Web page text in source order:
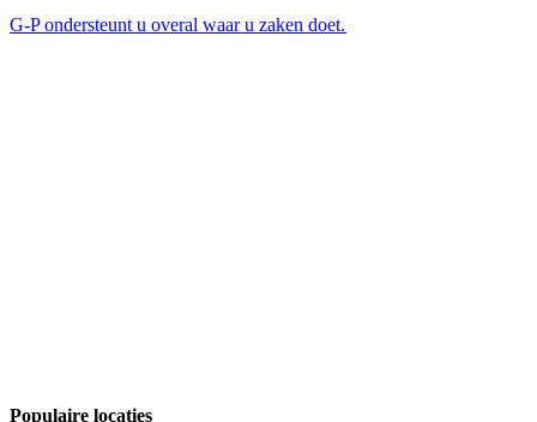
G-P ondersteunt u overal waar u zaken doet.​​
Populaire locaties​​